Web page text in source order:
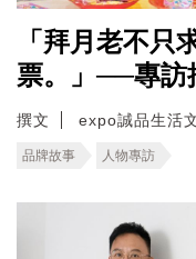
「拜月老不只
票。」──專訪
撰文 expo誠品生活
品牌故事 人物專訪